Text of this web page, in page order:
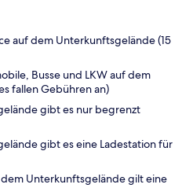
auf dem Unterkunftsgelände (15
Busse und LKW auf dem
fallen Gebühren an)
gibt es nur begrenzt
gibt es eine Ladestation für
dem Unterkunftsgelände gilt eine